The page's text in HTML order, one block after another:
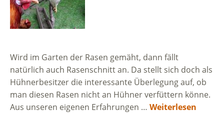
Wird im Garten der Rasen gemäht, dann fällt
natürlich auch Rasenschnitt an. Da stellt sich doch als
Hühnerbesitzer die interessante Überlegung auf, ob
man diesen Rasen nicht an Hühner verfüttern könne.
Aus unseren eigenen Erfahrungen … Weiterlesen